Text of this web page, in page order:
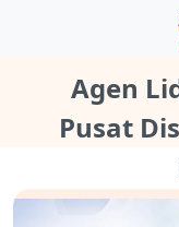
Agen
Pusat